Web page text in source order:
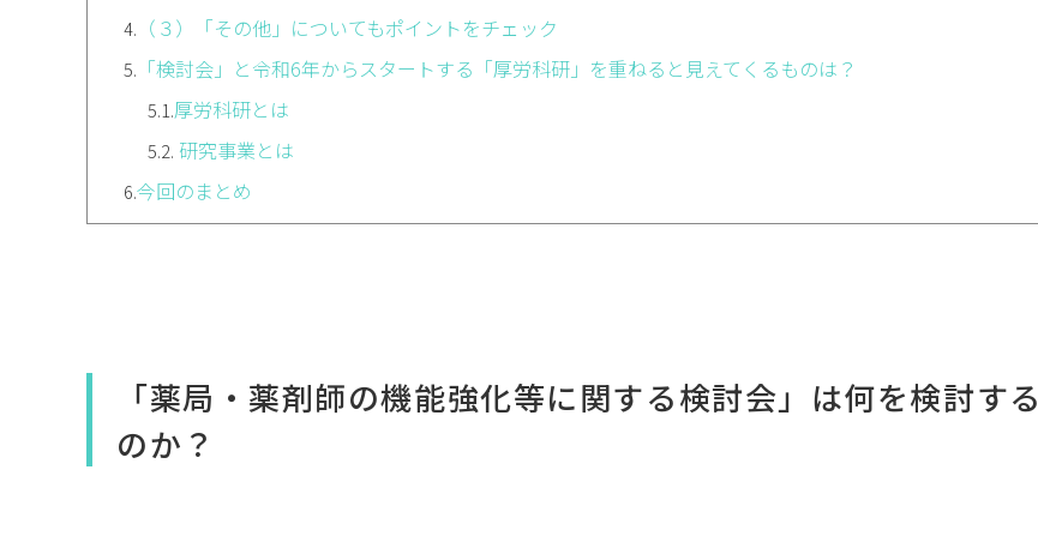
4. （３）「その他」についてもポイントをチェック
5. 「検討会」と令和6年からスタートする「厚労科研」を重ねると見えてくるものは？
5.1.厚労科研とは
5.2. 研究事業とは
6.今回のまとめ
「薬局・薬剤師の機能強化等に関する検討会」は何を検討する
のか？